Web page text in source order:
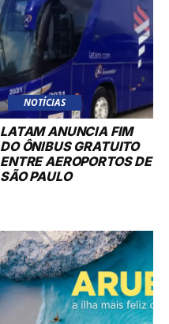
NOTÍCIAS
LATAM ANUNCIA FIM
DO ÔNIBUS GRATUITO
ENTRE AEROPORTOS DE
SÃO PAULO